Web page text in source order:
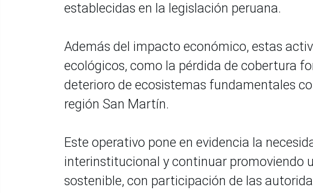
establecidas en la legislación peruana.
Además del impacto económico, estas
ecológicos, como la pérdida de cobertura
deterioro de ecosistemas fundamentales
región San Martín.
Este operativo pone en evidencia la
interinstitucional y continuar promoviendo
sostenible, con participación de las